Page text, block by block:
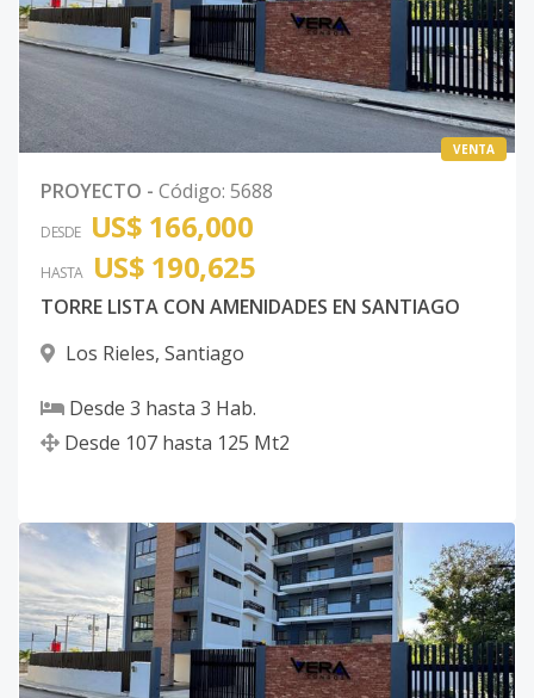
VENTA
PROYECTO - Código: 5688
DESDE US$ 166,000
HASTA US$ 190,625
TORRE LISTA CON AMENIDADES EN SANTIAGO
Los Rieles, Santiago
Desde 3 hasta 3 Hab.
Desde 107 hasta 125 Mt2